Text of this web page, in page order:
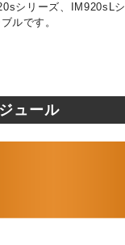
シリーズ、IM920sL
ルです。
ュール